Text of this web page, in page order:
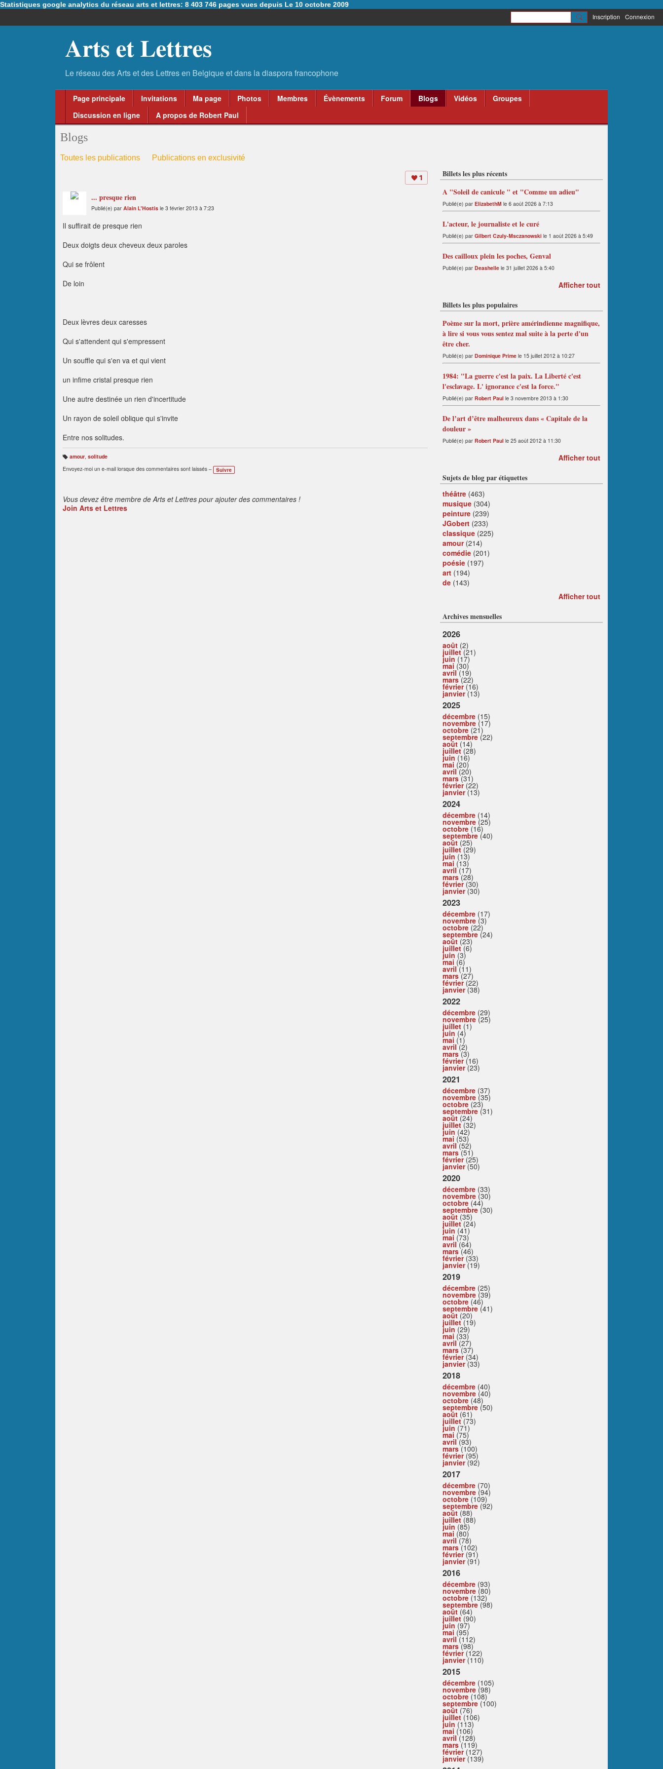
Statistiques google analytics du réseau arts et lettres: 8 403 746 pages vues depuis Le 10 octobre 2009
Inscription Connexion
Arts et Lettres
Page principale Invitations Ma page Photos Membres Évènements Forum Blogs Vidéos
Groupes
Discussion en ligne
A propos de Robert Paul
Blogs
Toutes les publications Publications en exclusivité
1
... presque rien
Publié(e) par Alain L'Hostis le 3 février 2013 à 7:23
Il suffirait de presque rien
Deux doigts deux cheveux deux paroles
Qui se frôlent
De loin
Deux lèvres deux caresses
Qui s'attendent qui s'empressent
Un souffle qui s'en va et qui vient
un infime cristal presque rien
Une autre destinée un rien d'incertitude
Un rayon de soleil oblique qui s'invite
Entre nos solitudes.
B
ali
s
amour, solitude
Envoyez-moi un e-mail lorsque des commentaires sont laissés –
Suivre
Vous devez être membre de Arts et Lettres pour ajouter des commentaires !
Join Arts et Lettres
Billets les plus récents
A "Soleil de canicule " et "Comme un adieu"
Publié(e) par ElizabethM le 6 août 2026 à 7:13
L'acteur, le journaliste et le curé
Publié(e) par Gilbert Czuly-Msczanowski le 1 août 2026 à 5:49
Des cailloux plein les poches, Genval
Publié(e) par Deashelle le 31 juillet 2026 à 5:40
Afficher tout
Billets les plus populaires
Poème sur la mort, prière amérindienne magnifique,
à lire si vous vous sentez mal suite à la perte d'un
être cher.
Publié(e) par Dominique Prime le 15 juillet 2012 à 10:27
1984: "La guerre c'est la paix. La Liberté c'est
l'esclavage. L' ignorance c'est la force."
Publié(e) par Robert Paul le 3 novembre 2013 à 1:30
De l’art d’être malheureux dans « Capitale de la
douleur »
Publié(e) par Robert Paul le 25 août 2012 à 11:30
Afficher tout
Sujets de blog par étiquettes
théâtre (463)
musique (304)
peinture (239)
JGobert (233)
classique (225)
amour(214)
comédie (201)
poésie (197)
art (194)
de (143)
Afficher tout
Archives mensuelles
2026
août (2)
juillet(21)
juin (17)
mai (30)
avril(19)
mars(22)
février(16)
janvier(13)
2025
décembre (15)
novembre (17)
octobre (21)
septembre (22)
août (14)
juillet(28)
juin (16)
mai (20)
avril(20)
mars(31)
février(22)
janvier(13)
2024
décembre (14)
novembre (25)
octobre (16)
septembre (40)
août (25)
juillet(29)
juin (13)
mai (13)
avril(17)
mars(28)
février(30)
janvier(30)
2023
décembre (17)
novembre (3)
octobre (22)
septembre (24)
août (23)
juillet(6)
juin (3)
mai (6)
avril(11)
mars(27)
février(22)
janvier(38)
2022
décembre (29)
novembre (25)
juillet (1)
juin (4)
mai (1)
avril(2)
mars(3)
février(16)
janvier(23)
2021
décembre (37)
novembre (35)
octobre (23)
septembre (31)
août (24)
juillet(32)
juin (42)
mai (53)
avril(52)
mars(51)
février(25)
janvier(50)
2020
décembre (33)
novembre (30)
octobre (44)
septembre (30)
août (35)
juillet(24)
juin (41)
mai (73)
avril(64)
mars(46)
février(33)
janvier(19)
2019
décembre (25)
novembre (39)
octobre (46)
septembre (41)
août (20)
juillet(19)
juin (29)
mai (33)
avril(27)
mars(37)
février(34)
janvier(33)
2018
décembre (40)
novembre (40)
octobre (48)
septembre (50)
août (61)
juillet(73)
juin (71)
mai (75)
avril(93)
mars(100)
février(95)
janvier(92)
2017
décembre (70)
novembre (94)
octobre (109)
septembre (92)
août (88)
juillet(88)
juin (85)
mai (80)
avril(78)
mars(102)
février(91)
janvier(91)
2016
décembre (93)
novembre (80)
octobre (132)
septembre (98)
août (64)
juillet(90)
juin (97)
mai (95)
avril(112)
mars(98)
février(122)
janvier(110)
2015
décembre (105)
novembre (98)
octobre (108)
septembre (100)
août (76)
juillet(106)
juin (113)
mai (106)
avril(128)
mars(119)
février(127)
janvier(139)